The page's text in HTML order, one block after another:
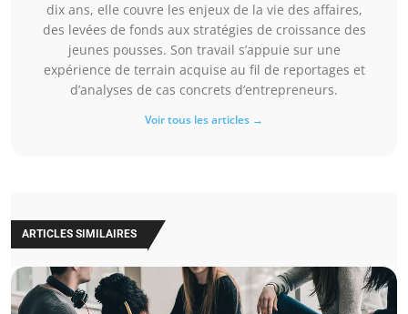
dix ans, elle couvre les enjeux de la vie des affaires,
des levées de fonds aux stratégies de croissance des
jeunes pousses. Son travail s’appuie sur une
expérience de terrain acquise au fil de reportages et
d’analyses de cas concrets d’entrepreneurs.
Voir tous les articles →
ARTICLES SIMILAIRES